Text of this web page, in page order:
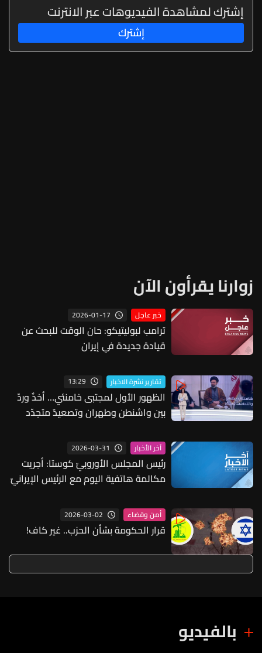
إشترك لمشاهدة الفيديوهات عبر الانترنت
إشترك
زوارنا يقرأون الآن
خبر عاجل 2026-01-17
ترامب لبوليتيكو: حان الوقت للبحث عن
قيادة جديدة في إيران
تقارير نشرة الاخبار 13:29
الظهور الأول لمجتبى خامنئي… أخذٌ وردّ
بين واشنطن وطهران وتصعيدٌ متجدّد
آخر الأخبار 2026-03-31
رئيس المجلس الأوروبيّ كوستا: أجريت
مكالمة هاتفية اليوم مع الرئيس الإيرانيّ
أمن وقضاء 2026-03-02
قرار الحكومة بشأن الحزب.. غير كاف!
بالفيديو